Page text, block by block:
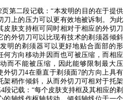
页第二段记载：“本发明的目的在于提供
刀上的压力可以更有效地被诉制。为此
皮肤支持框可同时相对于相应的外切刀
的外切刀可以比现有技术的剃须器倾斜
明的剃须器可以更好地贴合面部的形
何方向移动并因而也可被压缩，而相应
而不能被压缩，因此能够限制最大压
外切刀4在垂直于剃须面 7的方向上具有
架稍作倾斜，从而外切刀可相对于托架
4段记载： “每个皮肤支持框及其相应的剃